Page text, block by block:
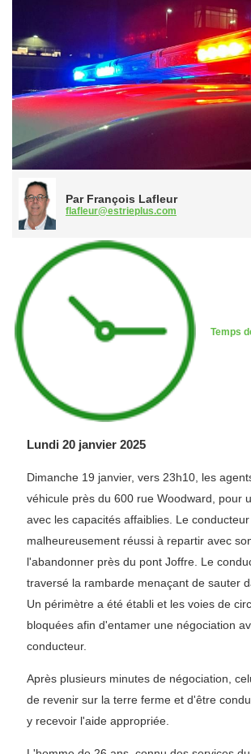
Par François Lafleur
flafleur@estrieplus.com
Temps
Lundi 20 janvier 2025
Dimanche 19 janvier, vers 23h10, les
véhicule près du 600 rue Woodward, pour
avec les capacités affaiblies. Le
malheureusement réussi à repartir avec
l'abandonner près du pont Joffre. Le
traversé la rambarde menaçant de sauter
Un périmètre a été établi et les voies de
bloquées afin d'entamer une négociation
conducteur.
Après plusieurs minutes de négociation,
de revenir sur la terre ferme et d'être
y recevoir l'aide appropriée.